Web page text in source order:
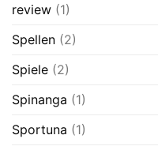
review (1)
Spellen (2)
Spiele (2)
Spinanga (1)
Sportuna (1)